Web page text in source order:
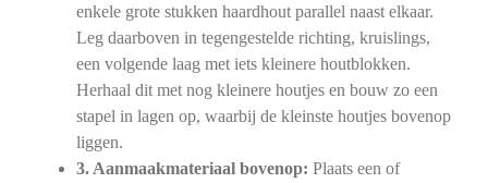
enkele grote stukken haardhout parallel naast elkaar.
Leg daarboven in tegengestelde richting, kruislings,
een volgende laag met iets kleinere houtblokken.
Herhaal dit met nog kleinere houtjes en bouw zo een
stapel in lagen op, waarbij de kleinste houtjes bovenop
liggen.
3. Aanmaakmateriaal bovenop: Plaats een of